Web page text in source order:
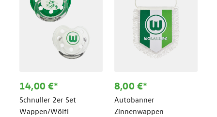
14,00 €*
Schnuller 2er Set
Wappen/Wölfi
8,00 €*
Autobanner
Zinnenwappen